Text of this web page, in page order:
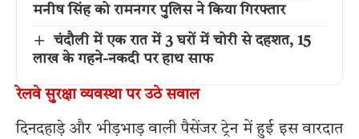
मनीष सिंह को रामनगर पुलिस ने किया गिरफ्तार
चंदौली में एक रात में 3 घरों में चोरी से दहशत, 15
लाख के गहने-नकदी पर हाथ साफ
रेलवे सुरक्षा व्यवस्था पर उठे सवाल
दिनदहाड़े और भीड़भाड़ वाली पैसेंजर ट्रेन में हुई इस वारदात